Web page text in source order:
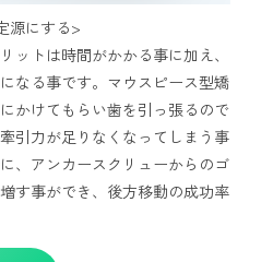
源にする>
ットは時間がかかる事に加え、
なる事です。マウスピース型矯
かけてもらい歯を引っ張るので
引力が足りなくなってしまう事
、アンカースクリューからのゴ
す事ができ、後方移動の成功率